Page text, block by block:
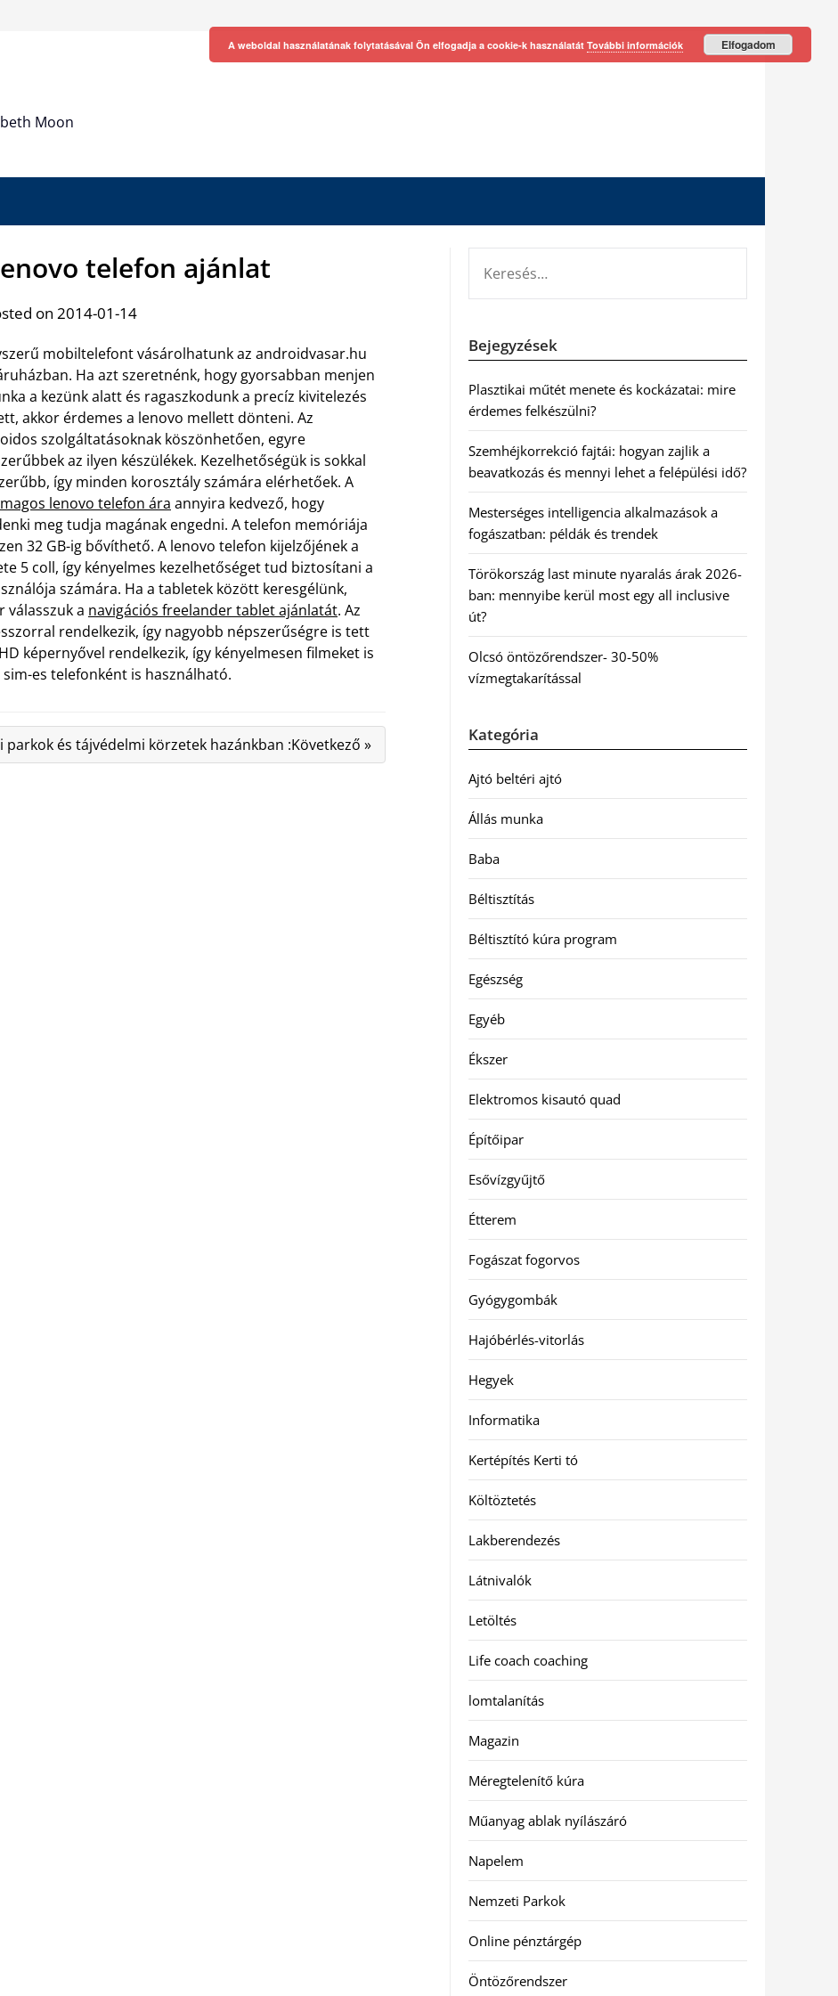
Moon
telefon ajánlat
on 2014-01-14
mobiltelefont vásárolhatunk az androidvasar.hu
Ha azt szeretnénk, hogy gyorsabban menjen
a kezünk alatt és ragaszkodunk a precíz kivitelezés
akkor érdemes a lenovo mellett dönteni. Az
szolgáltatásoknak köszönhetően, egyre
az ilyen készülékek. Kezelhetőségük is sokkal
így minden korosztály számára elérhetőek. A
lenovo telefon ára annyira kedvező, hogy
meg tudja magának engedni. A telefon memóriája
32 GB-ig bővíthető. A lenovo telefon kijelzőjének a
5 coll, így kényelmes kezelhetőséget tud biztosítani a
számára. Ha a tabletek között keresgélünk,
válasszuk a navigációs freelander tablet ajánlatát. Az
rendelkezik, így nagyobb népszerűségre is tett
képernyővel rendelkezik, így kényelmesen filmeket is
es telefonként is használható.
parkok és tájvédelmi körzetek hazánkban :Következő »
Bejegyzések
Plasztikai műtét menete és kockázatai: mire
érdemes felkészülni?
Szemhéjkorrekció fajtái: hogyan zajlik a
beavatkozás és mennyi lehet a felépülési idő?
Mesterséges intelligencia alkalmazások a
fogászatban: példák és trendek
Törökország last minute nyaralás árak 2026-
ban: mennyibe kerül most egy all inclusive
út?
Olcsó öntözőrendszer- 30-50%
vízmegtakarítással
Kategória
Ajtó beltéri ajtó
Állás munka
Baba
Béltisztítás
Béltisztító kúra program
Egészség
Egyéb
Ékszer
Elektromos kisautó quad
Építőipar
Esővízgyűjtő
Étterem
Fogászat fogorvos
Gyógygombák
Hajóbérlés-vitorlás
Hegyek
Informatika
Kertépítés Kerti tó
Költöztetés
Lakberendezés
Látnivalók
Letöltés
Life coach coaching
lomtalanítás
Magazin
Méregtelenítő kúra
Műanyag ablak nyílászáró
Napelem
Nemzeti Parkok
Online pénztárgép
Öntözőrendszer
A weboldal használatának folytatásával Ön elfogadja a cookie-k használatát További információk Elfogadom